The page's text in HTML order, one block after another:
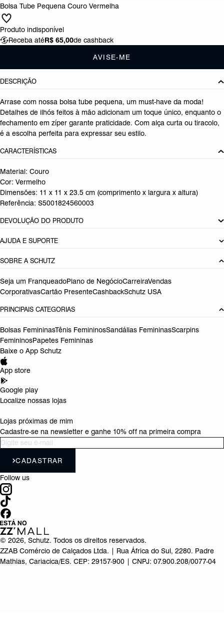
Bolsa Tube Pequena Couro Vermelha
Produto indisponível
Receba atéR$ 65,00de cashback
AVISE-ME
DESCRIÇÃO
Arrase com nossa bolsa tube pequena, um must-have da moda!
Detalhes de ilhós feitos à mão adicionam um toque único, enquanto o
fechamento em zíper garante praticidade. Com alça curta ou tiracolo,
é a escolha perfeita para expressar seu estilo.
CARACTERÍSTICAS
Material: Couro
Cor: Vermelho
Dimensões: 11 x 11 x 23.5 cm (comprimento x largura x altura)
Referência: S5001824560003
DEVOLUÇÃO DO PRODUTO
AJUDA E SUPORTE
SOBRE A SCHUTZ
Seja um FranqueadoPlano de NegócioCarreiraVendas
CorporativasCartão PresenteCashbackSchutz USA
PRINCIPAIS CATEGORIAS
Bolsas FemininasTênis FemininosSandálias FemininasScarpins
FemininosPapetes Femininas
Baixe o App Schutz
App store
Google play
Localize nossas lojas
Lojas próximas de mim
Cadastre-se na newsletter e ganhe 10% off na primeira compra
CADASTRAR
Follow us
© 2026, Schutz. Todos os direitos reservados.
ZZAB Comércio de Calçados Ltda. | Rua África do Sul, 2280. Padre
Mathias, Cariacica/ES. CEP: 29157-900 | CNPJ: 07.900.208/0077-04